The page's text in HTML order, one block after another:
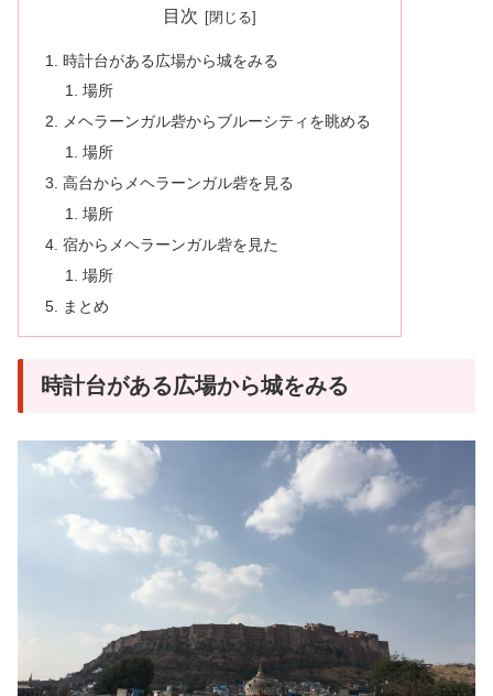
目次
時計台がある広場から城をみる
場所
メヘラーンガル砦からブルーシティを眺める
場所
高台からメヘラーンガル砦を見る
場所
宿からメヘラーンガル砦を見た
場所
まとめ
時計台がある広場から城をみる